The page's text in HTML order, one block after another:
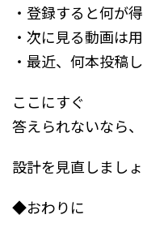
・登録すると何が
・次に見る動画は
・最近、何本投稿
ここにすぐ
答えられないなら、
設計を見直しましょ
◆おわりに